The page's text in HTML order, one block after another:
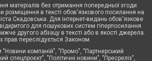
матеріалів без отримання попередньої згоди
розміщення в тексті обов'язкового посилання на
Скадовська. Для інтернет-видань обов'язкове
для пошукових систем гіперпосилання
другого абзацу в тексті або в якості джерела.
прав переслідується Законом.
"Новини компаній", "Промо", "Партнерський
спецпроєкт", "Політичні новини", "Пресреліз",